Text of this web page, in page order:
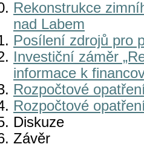
Rekonstrukce
nad Labem
Posílení zdrojů pro
Investiční záměr
informace k
Rozpočtové
Rozpočtové
Diskuze
Závěr